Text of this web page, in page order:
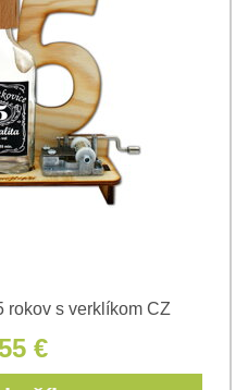
rokov s verklíkom CZ
€